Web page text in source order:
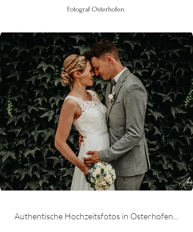
Fotograf Osterhofen
Authentische Hochzeitsfotos in Osterhofen